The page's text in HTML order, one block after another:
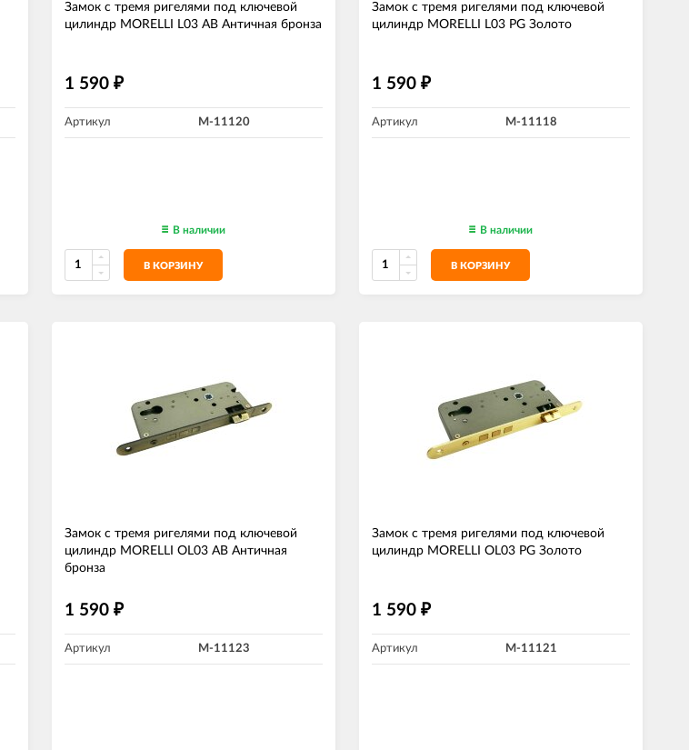
Замок с тремя ригелями под ключевой
цилиндр MORELLI L03 AB Античная бронза
1 590 ₽
Артикул M-11120
В наличии
В КОРЗИНУ
Замок с тремя ригелями под ключевой
цилиндр MORELLI L03 PG Золото
1 590 ₽
Артикул M-11118
В наличии
В КОРЗИНУ
Замок с тремя ригелями под ключевой
цилиндр MORELLI OL03 AB Античная
бронза
1 590 ₽
Артикул M-11123
Замок с тремя ригелями под ключевой
цилиндр MORELLI OL03 PG Золото
1 590 ₽
Артикул M-11121